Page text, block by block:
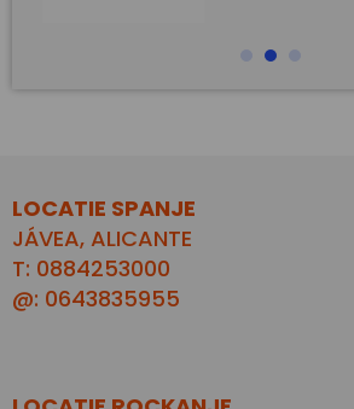
LOCATIE SPANJE
JÁVEA, ALICANTE
T: 0884253000
@: 0643835955